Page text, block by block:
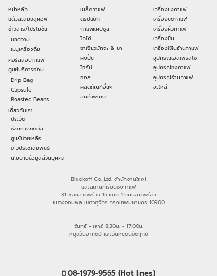
หน้าหลัก
แต้มสะสมบลูคอฟ
ข่าวสาร/โปรโมชัน
บทความ
เมนูเครื่องดื่ม
คอร์สสอนกาแฟ
ศูนย์บริการซ่อม
Drip Bag
Capsule
Roasted Beans
เกี่ยวกับเรา
ประวัติ
ช่องทางติดต่อ
ศูนย์ช่วยเหลือ
ข่าวประชาสัมพันธ์
นโยบายข้อมูลส่วนบุคคล
เมล็ดกาแฟ
ดริปแบ็ก
กาแฟแคปซูล
โกโก้
ชาเขียวมัทฉะ & ชา
ผงปั่น
ไซรัป
ซอส
ผลิตภัณฑ์อื่นๆ
สินค้าพิเศษ
เครื่องชงกาแฟ
เครื่องบดกาแฟ
เครื่องคั่วกาแฟ
เครื่องปั่น
เครื่องใช้ในร้านกาแฟ
อุปกรณ์เอสเพรสโซ
อุปกรณ์ชงกาแฟ
อุปกรณ์ร้านกาแฟ
อะไหล่
Bluekoff Co.,Ltd. สำนักงานใหญ่
และสถานที่เรียนชงกาแฟ
81 ซอยลาดพร้าว 15 แยก 1 ถนนลาดพร้าว
แขวงจอมพล เขตจตุจักร กรุงเทพมหานคร 10900
จันทร์ - เสาร์ 8:30น. - 17:00น.
หยุดวันอาทิตย์ และวันหยุดนขัตฤกษ์
08-1979-9565 (Hot lines)